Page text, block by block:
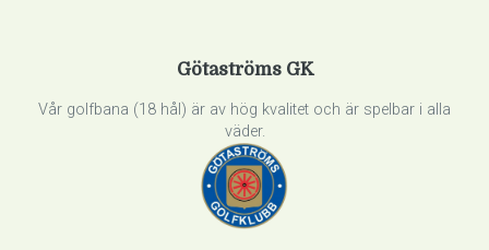
Götaströms GK
Vår golfbana (18 hål) är av hög kvalitet och är spelbar i alla
väder.